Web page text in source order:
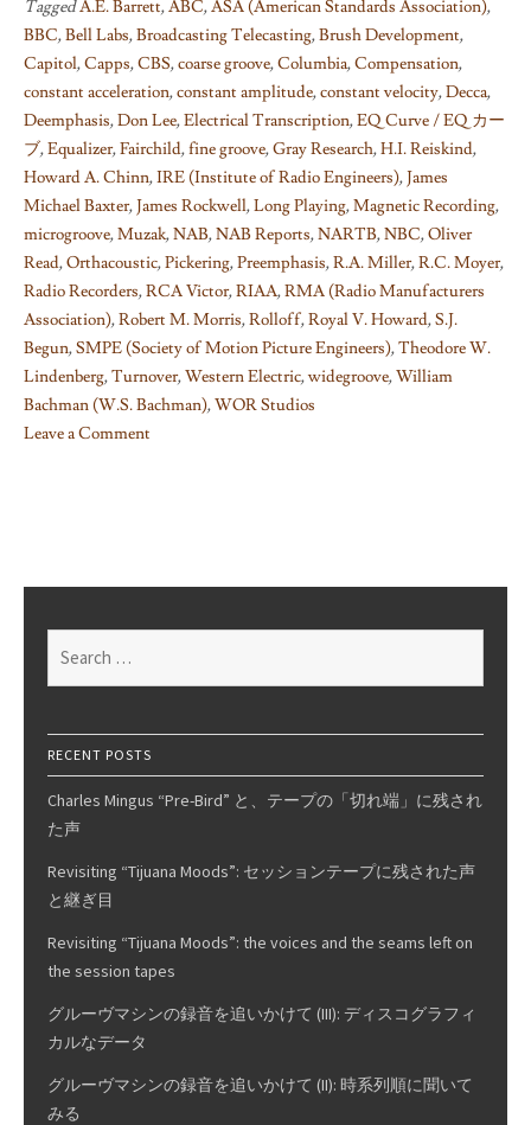
TaggedA.E. Barrett,ABC,ASA (American Standards Association),
BBC,Bell Labs,Broadcasting Telecasting,Brush Development,
Capitol,Capps,CBS,coarse groove,Columbia,Compensation,
constant acceleration,constant amplitude,constant velocity,Decca,
Deemphasis,Don Lee,Electrical Transcription,EQ Curve / EQ カー
ブ,Equalizer,Fairchild,fine groove,Gray Research,H.I. Reiskind,
Howard A. Chinn,IRE (Institute of Radio Engineers),James
Michael Baxter,James Rockwell,Long Playing,Magnetic Recording,
microgroove,Muzak,NAB,NAB Reports,NARTB,NBC,Oliver
Read,Orthacoustic,Pickering,Preemphasis,R.A. Miller,R.C. Moyer,
Radio Recorders,RCA Victor,RIAA,RMA (Radio Manufacturers
Association),Robert M. Morris,Rolloff,Royal V. Howard,S.J.
Begun,SMPE (Society of Motion Picture Engineers),Theodore W.
Lindenberg,Turnover,Western Electric,widegroove,William
Bachman (W.S. Bachman),WOR Studios
Leave a Comment
curves,
for:
RECENT POSTS
Charles Mingus “Pre-Bird” と、テープの「切れ端」に残され
た声
Revisiting “Tijuana Moods”: セッションテープに残された声
と継ぎ目
Revisiting “Tijuana Moods”: the voices and the seams left on
the session tapes
グルーヴマシンの録音を追いかけて (III): ディスコグラフィ
カルなデータ
グルーヴマシンの録音を追いかけて (II): 時系列順に聞いて
みる